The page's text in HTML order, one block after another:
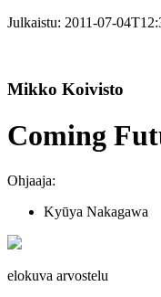
Julkaistu: 2011-07-
Mikko Koivisto
Coming
Ohjaaja:
Kyūya Nakagawa
elokuva arvostelu